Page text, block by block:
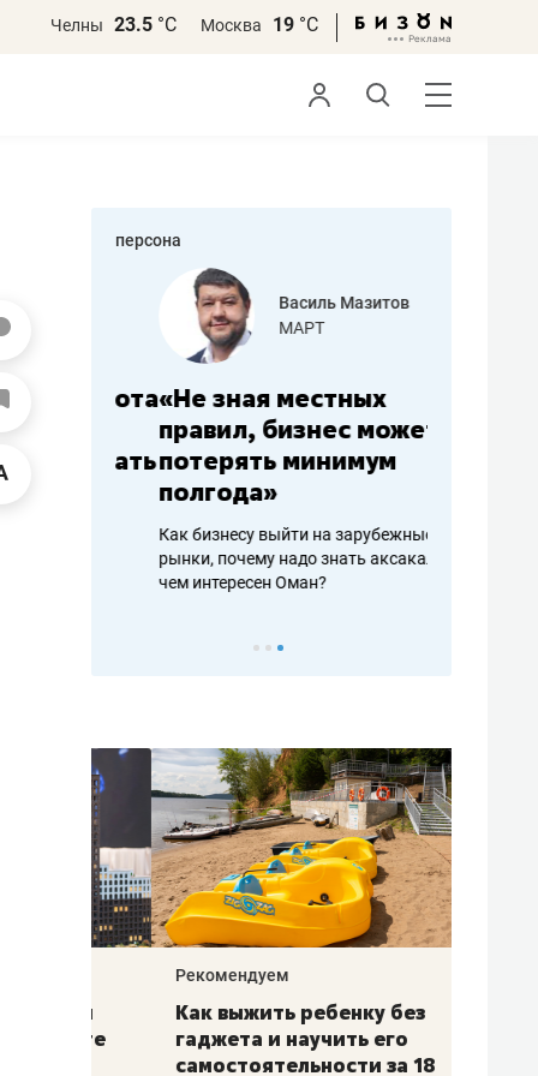
Челны 23.5 °С Москва 19 °С
персона
работа
Василь Мазитов
МАРТ
«Не зная местных
правил, бизнес может
потерять минимум
полгода»
Как бизнесу выйти на зарубежные
рынки, почему надо знать аксакалов и
чем интересен Оман?
–
Рекомендуем
Как выжить ребенку без
гаджета и научить его
самостоятельности за 18